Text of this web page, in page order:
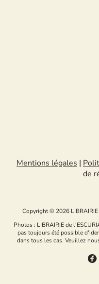
Mentions légales |
de
Copyright © 2026
Photos : LIBRAIRIE de
pas toujours été possible
dans tous les cas. Veuillez